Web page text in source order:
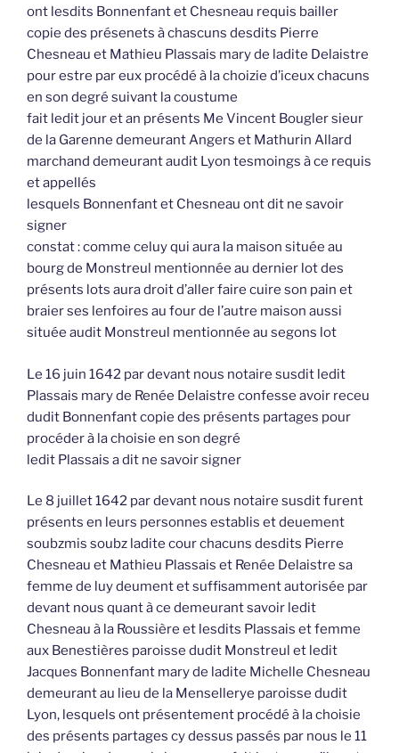
ont lesdits Bonnenfant et Chesneau requis bailler
copie des présenets à chascuns desdits Pierre
Chesneau et Mathieu Plassais mary de ladite Delaistre
pour estre par eux procédé à la choizie d’iceux chacuns
en son degré suivant la coustume
fait ledit jour et an présents Me Vincent Bougler sieur
de la Garenne demeurant Angers et Mathurin Allard
marchand demeurant audit Lyon tesmoings à ce requis
et appellés
lesquels Bonnenfant et Chesneau ont dit ne savoir
signer
constat : comme celuy qui aura la maison située au
bourg de Monstreul mentionnée au dernier lot des
présents lots aura droit d’aller faire cuire son pain et
braier ses lenfoires au four de l’autre maison aussi
située audit Monstreul mentionnée au segons lot
Le 16 juin 1642 par devant nous notaire susdit ledit
Plassais mary de Renée Delaistre confesse avoir receu
dudit Bonnenfant copie des présents partages pour
procéder à la choisie en son degré
ledit Plassais a dit ne savoir signer
Le 8 juillet 1642 par devant nous notaire susdit furent
présents en leurs personnes establis et deuement
soubzmis soubz ladite cour chacuns desdits Pierre
Chesneau et Mathieu Plassais et Renée Delaistre sa
femme de luy deument et suffisamment autorisée par
devant nous quant à ce demeurant savoir ledit
Chesneau à la Roussière et lesdits Plassais et femme
aux Benestières paroisse dudit Monstreul et ledit
Jacques Bonnenfant mary de ladite Michelle Chesneau
demeurant au lieu de la Mensellerye paroisse dudit
Lyon, lesquels ont présentement procédé à la choisie
des présents partages cy dessus passés par nous le 11